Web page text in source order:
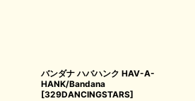
バンダナ ハバハンク HAV-A-
HANK/Bandana
[329DANCINGSTARS]